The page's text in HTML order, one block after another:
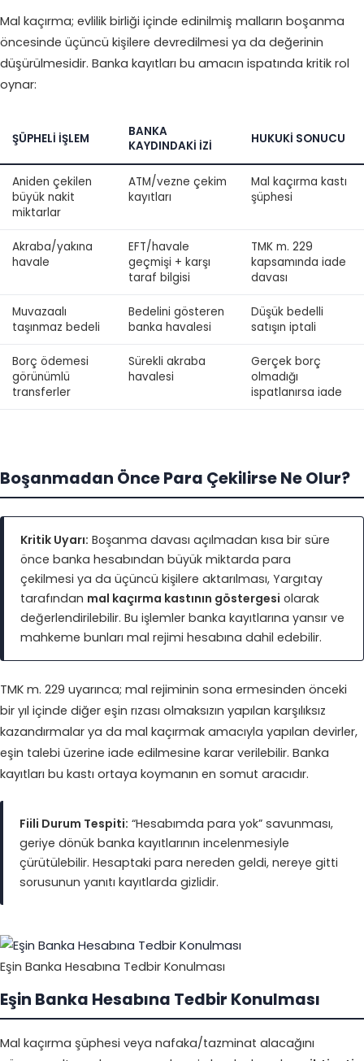
Mal kaçırma; evlilik birliği içinde edinilmiş malların boşanma
öncesinde üçüncü kişilere devredilmesi ya da değerinin
düşürülmesidir. Banka kayıtları bu amacın ispatında kritik rol
oynar:
ŞÜPHELI İŞLEM
BANKA
KAYDINDAKI İZI
HUKUKI SONUCU
Aniden çekilen
büyük nakit
miktarlar
ATM/vezne çekim
kayıtları
Mal kaçırma kastı
şüphesi
Akraba/yakına
havale
EFT/havale
geçmişi + karşı
taraf bilgisi
TMK m. 229
kapsamında iade
davası
Muvazaalı
taşınmaz bedeli
Bedelini gösteren
banka havalesi
Düşük bedelli
satışın iptali
Borç ödemesi
görünümlü
transferler
Sürekli akraba
havalesi
Gerçek borç
olmadığı
ispatlanırsa iade
Boşanmadan Önce Para Çekilirse Ne Olur?
Kritik Uyarı: Boşanma davası açılmadan kısa bir süre
önce banka hesabından büyük miktarda para
çekilmesi ya da üçüncü kişilere aktarılması, Yargıtay
tarafından mal kaçırma kastının göstergesi olarak
değerlendirilebilir. Bu işlemler banka kayıtlarına yansır ve
mahkeme bunları mal rejimi hesabına dahil edebilir.
TMK m. 229 uyarınca; mal rejiminin sona ermesinden önceki
bir yıl içinde diğer eşin rızası olmaksızın yapılan karşılıksız
kazandırmalar ya da mal kaçırmak amacıyla yapılan devirler,
eşin talebi üzerine iade edilmesine karar verilebilir. Banka
kayıtları bu kastı ortaya koymanın en somut aracıdır.
Fiili Durum Tespiti: “Hesabımda para yok” savunması,
geriye dönük banka kayıtlarının incelenmesiyle
çürütülebilir. Hesaptaki para nereden geldi, nereye gitti
sorusunun yanıtı kayıtlarda gizlidir.
Eşin Banka Hesabına Tedbir Konulması
Eşin Banka Hesabına Tedbir Konulması
Mal kaçırma şüphesi veya nafaka/tazminat alacağını